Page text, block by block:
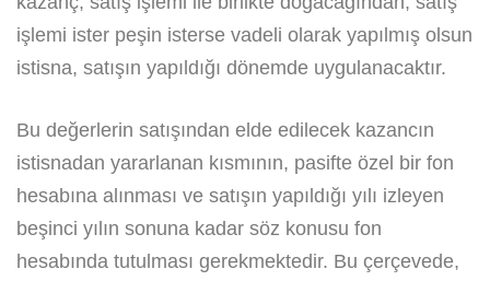
işlemi ister peşin isterse vadeli olarak yapılmış olsun
istisna, satışın yapıldığı dönemde uygulanacaktır.
Bu değerlerin satışından elde edilecek kazancın
istisnadan yararlanan kısmının, pasifte özel bir fon
hesabına alınması ve satışın yapıldığı yılı izleyen
beşinci yılın sonuna kadar söz konusu fon
hesabında tutulması gerekmektedir. Bu çerçevede,